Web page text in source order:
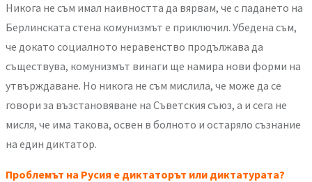
Никога не съм имал наивността да вярвам, че с падането на
Берлинската стена комунизмът е приключил. Убедена съм,
че докато социалното неравенство продължава да
съществува, комунизмът винаги ще намира нови форми на
утвърждаване. Но никога не съм мислила, че може да се
говори за възстановяване на Съветския съюз, а и сега не
мисля, че има такова, освен в болното и остаряло съзнание
на един диктатор.
Проблемът на Русия е диктаторът или диктатурата?